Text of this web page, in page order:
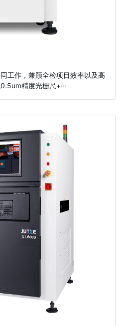
工作，兼顾全检项目效率以及高
精度光栅尺+···